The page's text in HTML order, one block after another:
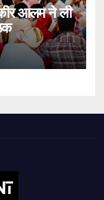
आलम ने ली